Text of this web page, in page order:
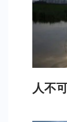
人不